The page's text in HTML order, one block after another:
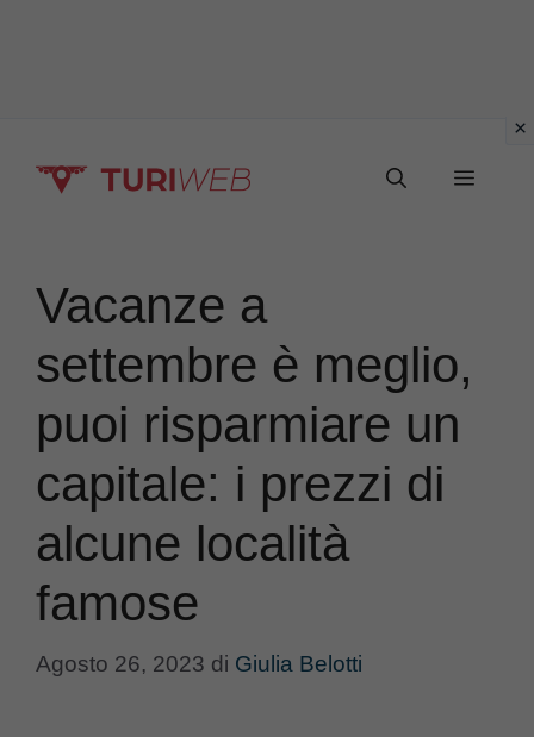
Menu
Vacanze a
settembre è meglio,
puoi risparmiare un
capitale: i prezzi di
alcune località
famose
Agosto 26, 2023 di Giulia Belotti